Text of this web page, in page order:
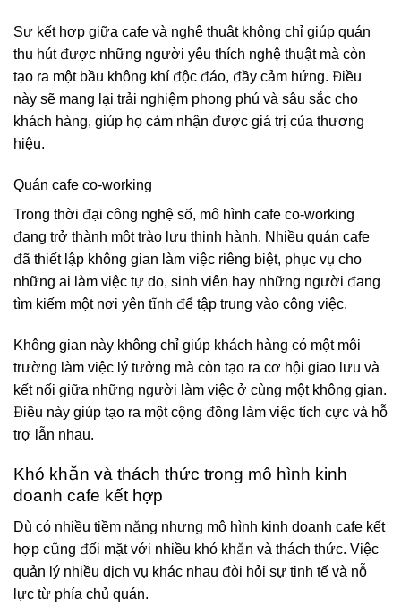
Sự kết hợp giữa cafe và nghệ thuật không chỉ giúp quán
thu hút được những người yêu thích nghệ thuật mà còn
tạo ra một bầu không khí độc đáo, đầy cảm hứng. Điều
này sẽ mang lại trải nghiệm phong phú và sâu sắc cho
khách hàng, giúp họ cảm nhận được giá trị của thương
hiệu.
Quán cafe co-working
Trong thời đại công nghệ số, mô hình cafe co-working
đang trở thành một trào lưu thịnh hành. Nhiều quán cafe
đã thiết lập không gian làm việc riêng biệt, phục vụ cho
những ai làm việc tự do, sinh viên hay những người đang
tìm kiếm một nơi yên tĩnh để tập trung vào công việc.
Không gian này không chỉ giúp khách hàng có một môi
trường làm việc lý tưởng mà còn tạo ra cơ hội giao lưu và
kết nối giữa những người làm việc ở cùng một không gian.
Điều này giúp tạo ra một cộng đồng làm việc tích cực và hỗ
trợ lẫn nhau.
Khó khăn và thách thức trong mô hình kinh
doanh cafe kết hợp
Dù có nhiều tiềm năng nhưng mô hình kinh doanh cafe kết
hợp cũng đối mặt với nhiều khó khăn và thách thức. Việc
quản lý nhiều dịch vụ khác nhau đòi hỏi sự tinh tế và nỗ
lực từ phía chủ quán.